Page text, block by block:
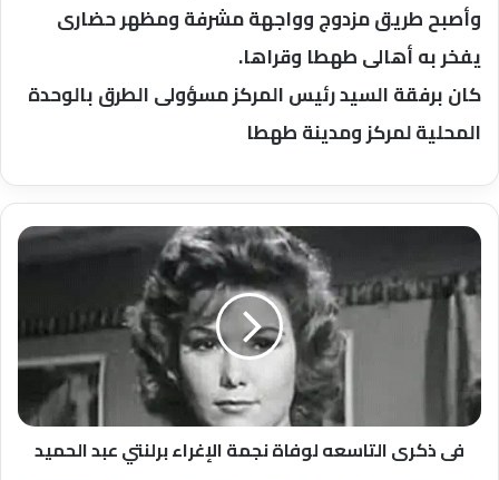
وأصبح طريق مزدوج وواجهة مشرفة ومظهر حضارى
يفخر به أهالى طهطا وقراها.
كان برفقة السيد رئيس المركز مسؤولى الطرق بالوحدة
المحلية لمركز ومدينة طهطا
فى
التاسعه
لوفاة
نجمة
الإغراء
برلنتي
عبد
الحميد
فى ذكرى التاسعه لوفاة نجمة الإغراء برلنتي عبد الحميد